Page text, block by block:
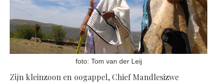
foto: Tom van der Leij
Zijn kleinzoon en oogappel, Chief Mandlesizwe